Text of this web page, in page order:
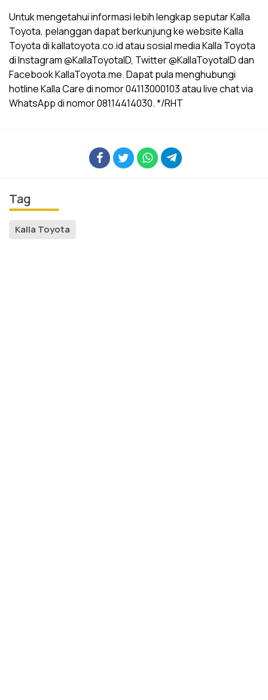
Untuk mengetahui informasi lebih lengkap seputar Kalla
Toyota, pelanggan dapat berkunjung ke website Kalla
Toyota di kallatoyota.co.id atau sosial media Kalla Toyota
di Instagram @KallaToyotaID, Twitter @KallaToyotaID dan
Facebook KallaToyota.me. Dapat pula menghubungi
hotline Kalla Care di nomor 04113000103 atau live chat via
WhatsApp di nomor 08114414030. */RHT
Tag
Kalla Toyota